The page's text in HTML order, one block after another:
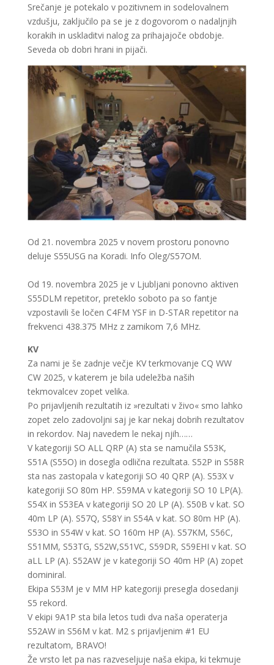
Srečanje je potekalo v pozitivnem in sodelovalnem
vzdušju, zaključilo pa se je z dogovorom o nadaljnjih
korakih in uskladitvi nalog za prihajajoče obdobje.
Seveda ob dobri hrani in pijači.
Od 21. novembra 2025 v novem prostoru ponovno
deluje S55USG na Koradi. Info Oleg/S57OM.
Od 19. novembra 2025 je v Ljubljani ponovno aktiven
S55DLM repetitor, preteklo soboto pa so fantje
vzpostavili še ločen C4FM YSF in D-STAR repetitor na
frekvenci 438.375 MHz z zamikom 7,6 MHz.
KV
Za nami je še zadnje večje KV terkmovanje CQ WW
CW 2025, v katerem je bila udeležba naših
tekmovalcev zopet velika.
Po prijavljenih rezultatih iz »rezultati v živo« smo lahko
zopet zelo zadovoljni saj je kar nekaj dobrih rezultatov
in rekordov. Naj navedem le nekaj njih……
V kategoriji SO ALL QRP (A) sta se namučila S53K,
S51A (S55O) in dosegla odlična rezultata. S52P in S58R
sta nas zastopala v kategoriji SO 40 QRP (A). S53X v
kategoriji SO 80m HP. S59MA v kategoriji SO 10 LP(A).
S54X in S53EA v kategoriji SO 20 LP (A). S50B v kat. SO
40m LP (A). S57Q, S58Y in S54A v kat. SO 80m HP (A).
S53O in S54W v kat. SO 160m HP (A). S57KM, S56C,
S51MM, S53TG, S52W,S51VC, S59DR, S59EHI v kat. SO
aLL LP (A). S52AW je v kategoriji SO 40m HP (A) zopet
dominiral.
Ekipa S53M je v MM HP kategoriji presegla dosedanji
S5 rekord.
V ekipi 9A1P sta bila letos tudi dva naša operaterja
S52AW in S56M v kat. M2 s prijavljenim #1 EU
rezultatom, BRAVO!
Že vrsto let pa nas razveseljuje naša ekipa, ki tekmuje